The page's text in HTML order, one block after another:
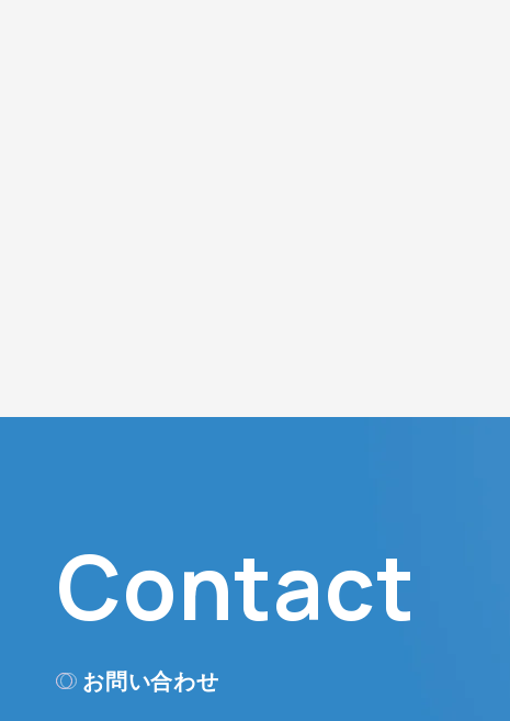
Contact
お問い合わせ